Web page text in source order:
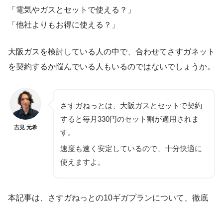
「電気やガスとセットで使える？」
「他社よりもお得に使える？」
大阪ガスを検討している人の中で、合わせてさすガネット
を契約するか悩んでいる人もいるのではないでしょうか。
吉見 元希
さすガねっとは、大阪ガスとセットで契約
すると毎月330円のセット割が適用されま
す。
速度も速く安定しているので、十分快適に
使えますよ。
本記事は、さすガねっとの10ギガプランについて、徹底